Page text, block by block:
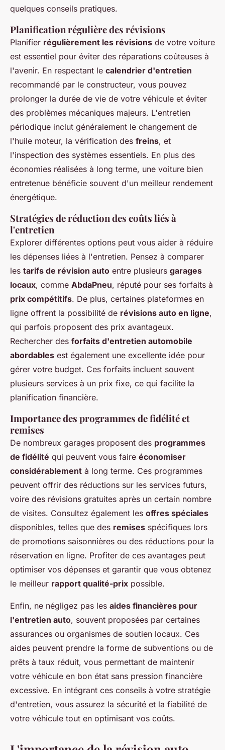
quelques conseils pratiques.
Planification régulière des révisions
Planifier régulièrement les révisions de votre voiture
est essentiel pour éviter des réparations coûteuses à
l'avenir. En respectant le calendrier d'entretien
recommandé par le constructeur, vous pouvez
prolonger la durée de vie de votre véhicule et éviter
des problèmes mécaniques majeurs. L'entretien
périodique inclut généralement le changement de
l'huile moteur, la vérification des freins, et
l'inspection des systèmes essentiels. En plus des
économies réalisées à long terme, une voiture bien
entretenue bénéficie souvent d'un meilleur rendement
énergétique.
Stratégies de réduction des coûts liés à
l'entretien
Explorer différentes options peut vous aider à réduire
les dépenses liées à l'entretien. Pensez à comparer
les tarifs de révision auto entre plusieurs garages
locaux, comme AbdaPneu, réputé pour ses forfaits à
prix compétitifs. De plus, certaines plateformes en
ligne offrent la possibilité de révisions auto en ligne,
qui parfois proposent des prix avantageux.
Rechercher des forfaits d'entretien automobile
abordables est également une excellente idée pour
gérer votre budget. Ces forfaits incluent souvent
plusieurs services à un prix fixe, ce qui facilite la
planification financière.
Importance des programmes de fidélité et
remises
De nombreux garages proposent des programmes
de fidélité qui peuvent vous faire économiser
considérablement à long terme. Ces programmes
peuvent offrir des réductions sur les services futurs,
voire des révisions gratuites après un certain nombre
de visites. Consultez également les offres spéciales
disponibles, telles que des remises spécifiques lors
de promotions saisonnières ou des réductions pour la
réservation en ligne. Profiter de ces avantages peut
optimiser vos dépenses et garantir que vous obtenez
le meilleur rapport qualité-prix possible.
Enfin, ne négligez pas les aides financières pour
l'entretien auto, souvent proposées par certaines
assurances ou organismes de soutien locaux. Ces
aides peuvent prendre la forme de subventions ou de
prêts à taux réduit, vous permettant de maintenir
votre véhicule en bon état sans pression financière
excessive. En intégrant ces conseils à votre stratégie
d'entretien, vous assurez la sécurité et la fiabilité de
votre véhicule tout en optimisant vos coûts.